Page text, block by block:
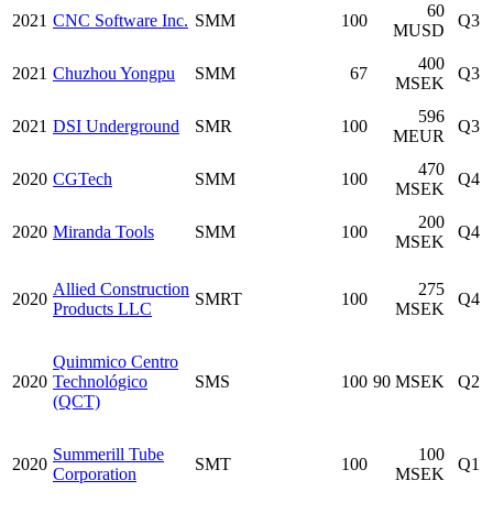
2021 CNC Software Inc. SMM 100
60
MUSD
Q3
2021 Chuzhou Yongpu SMM 67
400
MSEK
Q3
2021 DSI Underground SMR 100
596
MEUR
Q3
2020 CGTech SMM 100
470
MSEK
Q4
2020 Miranda Tools SMM 100
200
MSEK
Q4
2020
Allied Construction
Products LLC
SMRT 100
275
MSEK
Q4
2020
Quimmico Centro
Technológico
(QCT)
SMS 100 90 MSEK Q2
2020
Summerill Tube
Corporation
SMT 100
100
MSEK
Q1